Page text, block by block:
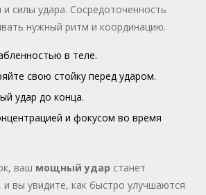
силы удара. Сосредоточенность
нужный ритм и координацию.
в теле.
свою стойку перед ударом.
удар до конца.
и фокусом во время
ваш мощный удар станет
вы увидите, как быстро улучшаются